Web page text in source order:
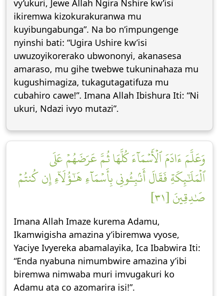
vy’ukuri, Jewe Allah Ngira Nshire kw’isi
ikiremwa kizokurakuranwa mu
kuyibungabunga”. Na bo n’impungenge
nyinshi bati: “Ugira Ushire kw’isi
uwuzoyikorerako ubwononyi, akanasesa
amaraso, mu gihe twebwe tukuninahaza mu
kugushimagiza, tukagutagatifuza mu
cubahiro cawe!”. Imana Allah Ibishura Iti: “Ni
ukuri, Ndazi ivyo mutazi”.
وَعَلَّمَ ءَادَمَ ٱلۡأَسۡمَآءَ كُلَّهَا ثُمَّ عَرَضَهُمۡ عَلَى
ٱلۡمَلَٰٓئِكَةِ فَقَالَ أَنۢبِـُٔونِي بِأَسۡمَآءِ هَٰٓؤُلَآءِ إِن كُنتُمۡ
صَٰدِقِينَ [٣١]
Imana Allah Imaze kurema Adamu,
Ikamwigisha amazina y’ibiremwa vyose,
Yaciye Ivyereka abamalayika, Ica Ibabwira Iti:
“Enda nyabuna nimumbwire amazina y’ibi
biremwa nimwaba muri imvugakuri ko
Adamu ata co azomarira isi!”.